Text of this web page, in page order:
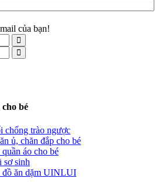
của bạn!
bé
chống trào ngược
ủ, chăn đắp cho bé
áo cho bé
sơ sinh
đồ ăn dặm UINLUI